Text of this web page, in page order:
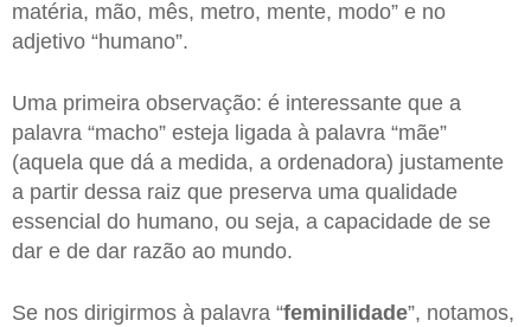
matéria, mão, mês, metro, mente, modo” e no
adjetivo “humano”.
Uma primeira observação: é interessante que a
palavra “macho” esteja ligada à palavra “mãe”
(aquela que dá a medida, a ordenadora) justamente
a partir dessa raiz que preserva uma qualidade
essencial do humano, ou seja, a capacidade de se
dar e de dar razão ao mundo.
Se nos dirigirmos à palavra “feminilidade”, notamos,